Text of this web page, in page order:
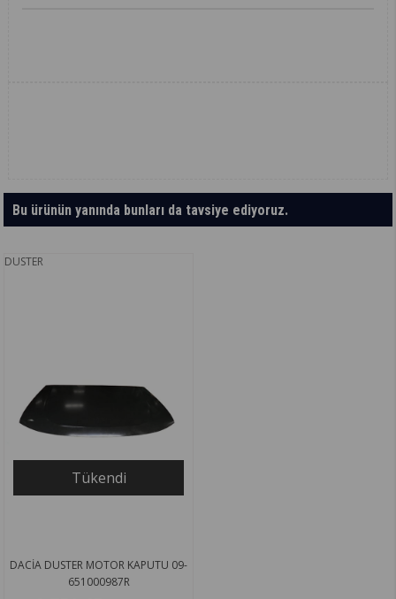
Bu ürünün yanında bunları da tavsiye ediyoruz.
DUSTER
Tükendi
DACİA DUSTER MOTOR KAPUTU 09-
651000987R